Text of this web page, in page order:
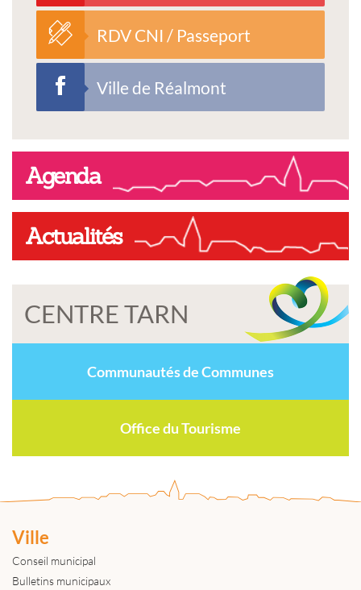
RDV CNI / Passeport
Ville de Réalmont
Agenda
Actualités
CENTRE TARN
Communautés de Communes
Office du Tourisme
Ville
Conseil municipal
Bulletins municipaux